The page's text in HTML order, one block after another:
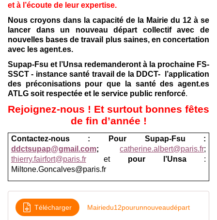
et à l’écoute de leur expertise.
Nous croyons dans la capacité de la Mairie du 12 à se
lancer dans un nouveau départ collectif avec de
nouvelles bases de travail plus saines, en concertation
avec les agent.es.
Supap-Fsu et l’Unsa redemanderont à la prochaine FS-
SSCT - instance santé travail de la DDCT- l’application
des préconisations pour que la santé des agent.es
ATLG soit respectée et le service public renforcé.
Rejoignez-nous ! Et surtout bonnes fêtes
de fin d’année !
Contactez-nous : Pour Supap-Fsu :
ddctsupap@gmail.com;catherine.albert@paris.fr;
thierry.fairfort@paris.fret pour l’Unsa:
Miltone.Goncalves@paris.fr
Télécharger Mairiedu12pourunnouveaudépart